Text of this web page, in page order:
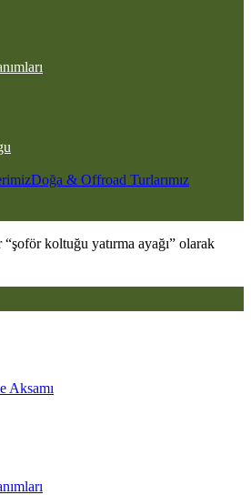
Doğa & Offroad Turlarımız
koltuğu yatırma ayağı” olarak
Aksamı